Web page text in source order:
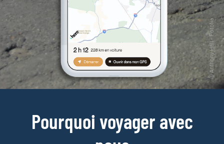
Pourquoi voyager avec